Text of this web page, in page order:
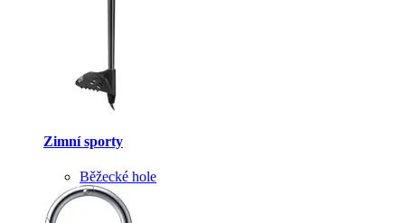
Zimní sporty
Běžecké hole